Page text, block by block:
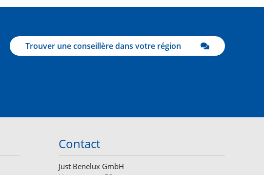
Trouver une conseillère dans votre région
Contact
Just Benelux GmbH